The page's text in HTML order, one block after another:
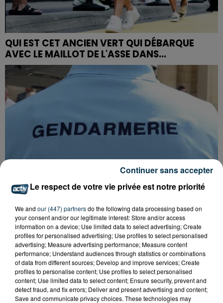
QUI EST CET ANCIEN VERT QUI DÉBARQUE
AVEC LE MAILLOT DE L'ASSE DANS...
FOREZTIVAL : DROGUÉ ET TENANT DES
PROPOS DÉPLACÉS, UN FESTIVALIER A...
Le respect de votre vie privée est notre priorité
We and our (447) partnersdo the following data processing based on
your consent and/or our legitimate interest: Store and/or access
information on a device; Use limited data to select advertising; Create
profiles for personalised advertising; Use profiles to select personalised
advertising; Measure advertising performance; Measure content
performance; Understand audiences through statistics or combinations
of data from different sources; Develop and improve services; Create
profiles to personalise content; Use profiles to select personalised
content; Use limited data to select content; Ensure security, prevent and
detect fraud, and fix errors; Deliver and present advertising and content;
Save and communicate privacy choices. These technologies may
Continuer sans accepter